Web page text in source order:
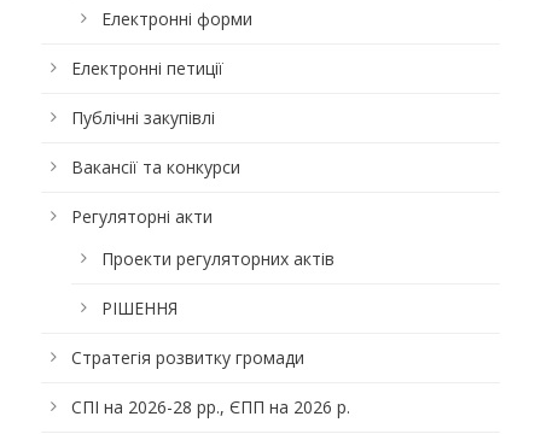
Електронні форми
Електронні петиції
Публічні закупівлі
Вакансії та конкурси
Регуляторні акти
Проекти регуляторних актів
РІШЕННЯ
Стратегія розвитку громади
СПІ на 2026-28 рр., ЄПП на 2026 р.